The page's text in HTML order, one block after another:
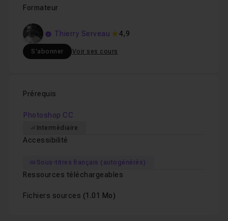
Formateur
Thierry Serveau 4,9
S'abonner Voir ses cours
Prérequis
Photoshop CC
Intermédiaire
Accessibilité
Sous-titres français (autogénérés)
Ressources téléchargeables
Fichiers sources (1.01 Mo)